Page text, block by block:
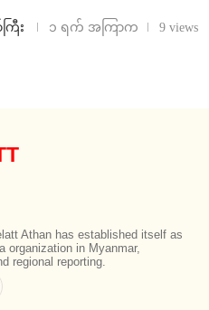
ြီး ၁ ရက် အကြာက 9 views
Athan has established itself as
organization in Myanmar,
regional reporting.